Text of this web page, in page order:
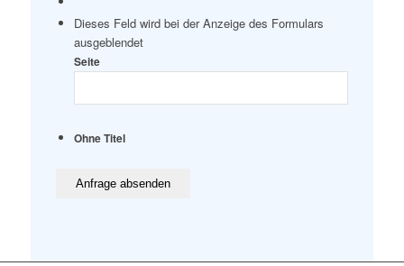
Dieses Feld wird bei der Anzeige des Formulars
ausgeblendet
Seite
Ohne Titel